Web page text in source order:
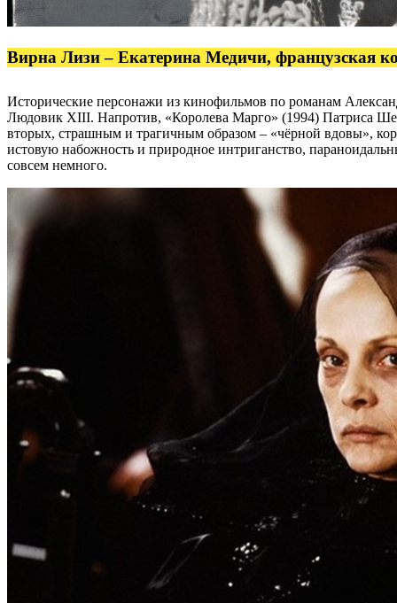
Вирна Лизи – Екатерина Медичи, французская
Исторические персонажи из кинофильмов по романам
Людовик XIII. Напротив, «Королева Марго» (1994) Патриса
вторых, страшным и трагичным образом – «чёрной вдовы»,
истовую набожность и природное интриганство,
совсем немного.